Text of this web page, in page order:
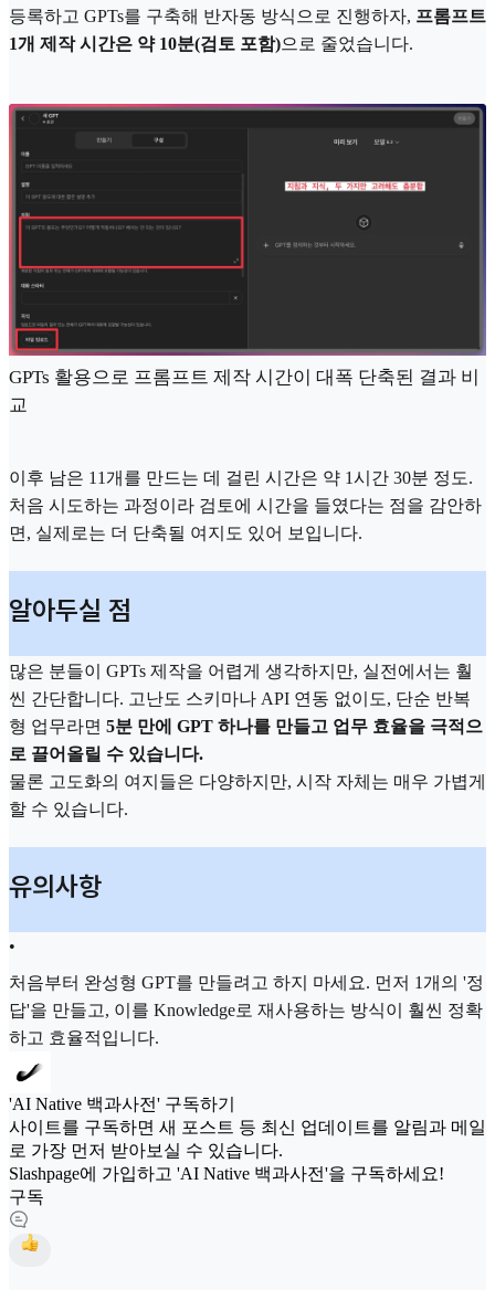
등록하고 GPTs를 구축해 반자동 방식으로 진행하자, 프롬프트
1개 제작 시간은 약 10분(검토 포함)으로 줄었습니다.
GPTs 활용으로 프롬프트 제작 시간이 대폭 단축된 결과 비
교
이후 남은 11개를 만드는 데 걸린 시간은 약 1시간 30분 정도.
처음 시도하는 과정이라 검토에 시간을 들였다는 점을 감안하
면, 실제로는 더 단축될 여지도 있어 보입니다.
알아두실 점
많은 분들이 GPTs 제작을 어렵게 생각하지만, 실전에서는 훨
씬 간단합니다. 고난도 스키마나 API 연동 없이도, 단순 반복
형 업무라면 5분 만에 GPT 하나를 만들고 업무 효율을 극적으
로 끌어올릴 수 있습니다.
물론 고도화의 여지들은 다양하지만, 시작 자체는 매우 가볍게
할 수 있습니다.
유의사항
•
처음부터 완성형 GPT를 만들려고 하지 마세요. 먼저 1개의 '정
답'을 만들고, 이를 Knowledge로 재사용하는 방식이 훨씬 정확
하고 효율적입니다.
'AI Native 백과사전' 구독하기
사이트를 구독하면 새 포스트 등 최신 업데이트를 알림과 메일
로 가장 먼저 받아보실 수 있습니다.
Slashpage에 가입하고 'AI Native 백과사전'을 구독하세요!
구독